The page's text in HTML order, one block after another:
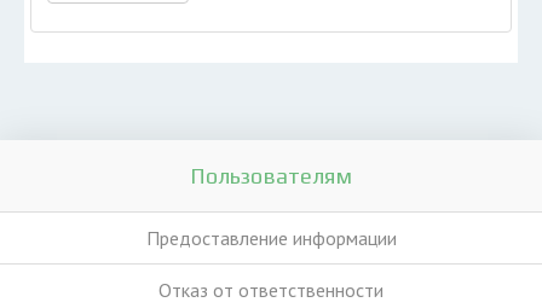
Пользователям
Предоставление информации
Отказ от ответственности